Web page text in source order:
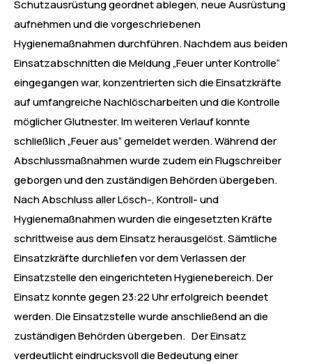
Schutzausrüstung geordnet ablegen, neue Ausrüstung
aufnehmen und die vorgeschriebenen
Hygienemaßnahmen durchführen. Nachdem aus beiden
Einsatzabschnitten die Meldung „Feuer unter Kontrolle“
eingegangen war, konzentrierten sich die Einsatzkräfte
auf umfangreiche Nachlöscharbeiten und die Kontrolle
möglicher Glutnester. Im weiteren Verlauf konnte
schließlich „Feuer aus“ gemeldet werden. Während der
Abschlussmaßnahmen wurde zudem ein Flugschreiber
geborgen und den zuständigen Behörden übergeben.
Nach Abschluss aller Lösch-, Kontroll- und
Hygienemaßnahmen wurden die eingesetzten Kräfte
schrittweise aus dem Einsatz herausgelöst. Sämtliche
Einsatzkräfte durchliefen vor dem Verlassen der
Einsatzstelle den eingerichteten Hygienebereich. Der
Einsatz konnte gegen 23:22 Uhr erfolgreich beendet
werden. Die Einsatzstelle wurde anschließend an die
zuständigen Behörden übergeben. Der Einsatz
verdeutlicht eindrucksvoll die Bedeutung einer